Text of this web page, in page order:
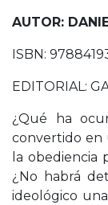
AUTOR:
ISBN:
EDITORIAL:
¿Qué ha
convertido en
la obediencia
¿No habrá
ideológico